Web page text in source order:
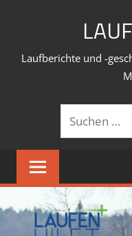
Laufberichte und -
Suchen
nach: